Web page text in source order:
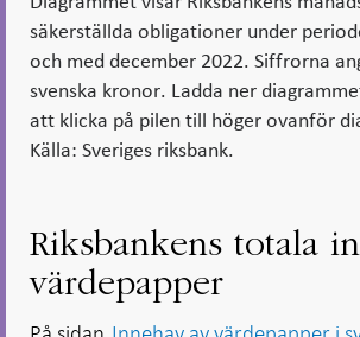
säkerställda obligationer under
och med december 2022. Siffrorna
svenska kronor. Ladda ner
att klicka på pilen till höger ovanför
Källa: Sveriges riksbank.
Riksbankens totala
värdepapper